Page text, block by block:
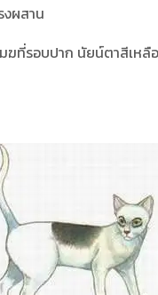
าน
รอบปาก นัยน์ตาสีเหลือ